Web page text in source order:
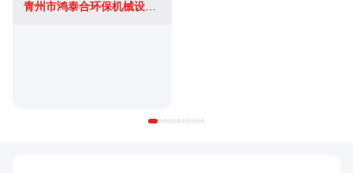
青州市鸿泰合环保机械设备有限公司